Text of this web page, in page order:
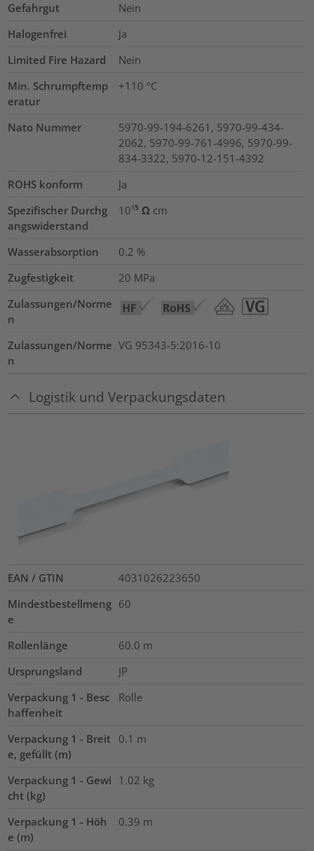
Gefahrgut
Nein
Halogenfrei
Ja
Limited Fire Hazard
Nein
Min. Schrumpftemp
eratur
+110 °C
Nato Nummer
5970-99-194-6261, 5970-99-434-
2062, 5970-99-761-4996, 5970-99-
834-3322, 5970-12-151-4392
ROHS konform
Ja
Spezifischer Durchg
angswiderstand
10¹⁵ Ω cm
Wasserabsorption 0.2 %
Zugfestigkeit
20 MPa
Zulassungen/Norme
n
Zulassungen/Norme
n
VG 95343-5:2016-10
Logistik und Verpackungsdaten
EAN / GTIN
4031026223650
Mindestbestellmeng
e
60
Rollenlänge 60.0 m
Ursprungsland
JP
Verpackung 1 - Besc
haffenheit
Rolle
Verpackung 1 - Breit
e, gefüllt (m)
0.1 m
Verpackung 1 - Gewi
cht (kg)
1.02 kg
Verpackung 1 - Höh
e (m)
0.39 m